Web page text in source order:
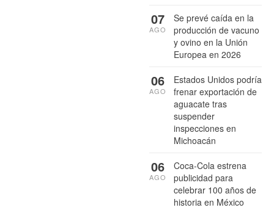
Se prevé caída en la
producción de vacuno
y ovino en la Unión
Europea en 2026
07
AGO
Estados Unidos podría
frenar exportación de
aguacate tras
suspender
inspecciones en
Michoacán
06
AGO
Coca-Cola estrena
publicidad para
celebrar 100 años de
historia en México
06
AGO